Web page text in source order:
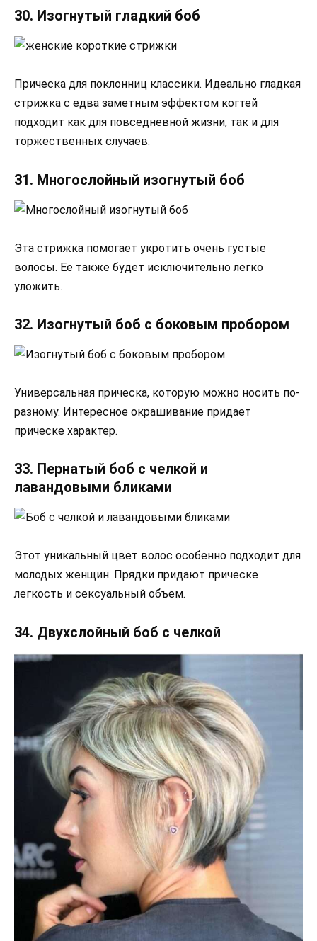
30. Изогнутый гладкий боб
Прическа для поклонниц классики. Идеально гладкая
стрижка с едва заметным эффектом когтей
подходит как для повседневной жизни, так и для
торжественных случаев.
31. Многослойный изогнутый боб
Эта стрижка помогает укротить очень густые
волосы. Ее также будет исключительно легко
уложить.
32. Изогнутый боб с боковым пробором
Универсальная прическа, которую можно носить по-
разному. Интересное окрашивание придает
прическе характер.
33. Пернатый боб с челкой и
лавандовыми бликами
Этот уникальный цвет волос особенно подходит для
молодых женщин. Прядки придают прическе
легкость и сексуальный объем.
34. Двухслойный боб с челкой